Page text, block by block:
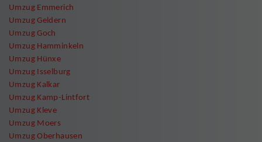
Umzug Emmerich
Umzug Geldern
Umzug Goch
Umzug Hamminkeln
Umzug Hünxe
Umzug Isselburg
Umzug Kalkar
Umzug Kamp-Lintfort
Umzug Kleve
Umzug Moers
Umzug Oberhausen